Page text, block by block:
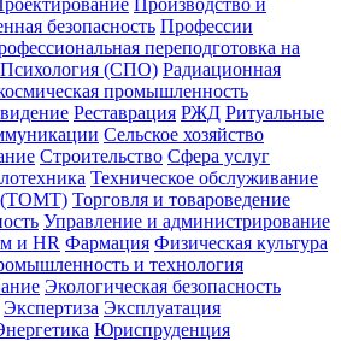
Производство и
безопасность Профессии
переподготовка на
Психология (СПО) Радиационная
промышленность
Реставрация РЖД Ритуальные
Сельское хозяйство
Строительство Сфера услуг
Техническое обслуживание
(ТОМТ) Торговля и товароведение
Управление и администрирование
и HR Фармация Физическая культура
и технология
Экологическая безопасность
Экспертиза Эксплуатация
Юриспруденция